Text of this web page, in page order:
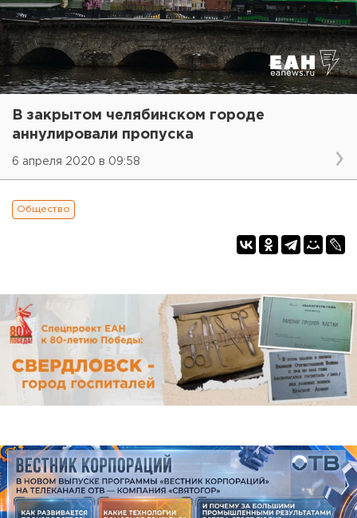
В закрытом челябинском городе
аннулировали пропуска
6 апреля 2020 в 09:58
Общество